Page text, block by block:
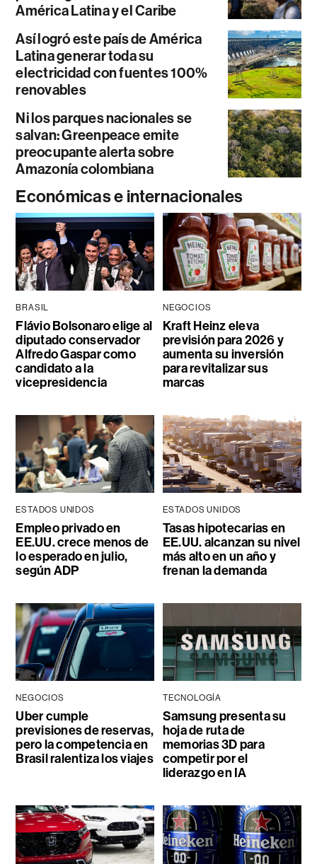
América Latina y el Caribe
Así logró este país de América
Latina generar toda su
electricidad con fuentes 100%
renovables
Ni los parques nacionales se
salvan: Greenpeace emite
preocupante alerta sobre
Amazonía colombiana
Económicas e internacionales
BRASIL
Flávio Bolsonaro elige al
diputado conservador
Alfredo Gaspar como
candidato a la
vicepresidencia
NEGOCIOS
Kraft Heinz eleva
previsión para 2026 y
aumenta su inversión
para revitalizar sus
marcas
ESTADOS UNIDOS
Empleo privado en
EE.UU. crece menos de
lo esperado en julio,
según ADP
ESTADOS UNIDOS
Tasas hipotecarias en
EE.UU. alcanzan su nivel
más alto en un año y
frenan la demanda
NEGOCIOS
Uber cumple
previsiones de reservas,
pero la competencia en
Brasil ralentiza los viajes
TECNOLOGÍA
Samsung presenta su
hoja de ruta de
memorias 3D para
competir por el
liderazgo en IA